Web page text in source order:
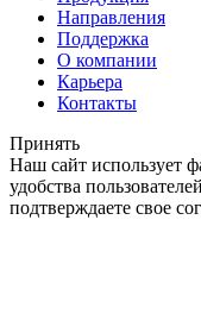
Направления
Поддержка
О компании
Карьера
Контакты
Принять
Наш сайт использует
удобства
подтверждаете свое